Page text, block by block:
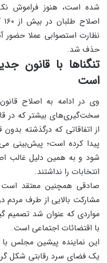
حذف شد.
تنگناها با قانون
است
وی در ادامه به اصلاح‌
سخت‌گیری‌های بیشتر که در
از اتفاقاتی که درگذشته
پیدا کرده است؛ پیش‌بینی
شود و به همین دلیل غالب
انتخابات را نداشتند.
صادقی همچنین معتقد
مشارکت بالایی از طرف مردم
مواردی که عنوان شد تصمیم
با اقتضائات اجتماعی است.
این نماینده پیشین مجلس
یک فضای سرد رقابتی شکل